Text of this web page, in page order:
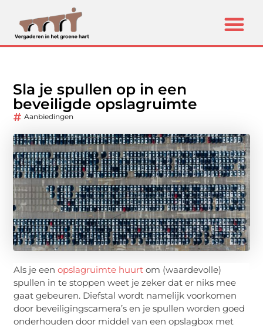
Sla je spullen op in een
beveiligde opslagruimte
Aanbiedingen
Als je eenopslagruimte huurt om (waardevolle)
spullen in te stoppen weet je zeker dat er niks mee
gaat gebeuren. Diefstal wordt namelijk voorkomen
door beveiligingscamera’s en je spullen worden goed
onderhouden door middel van een opslagbox met